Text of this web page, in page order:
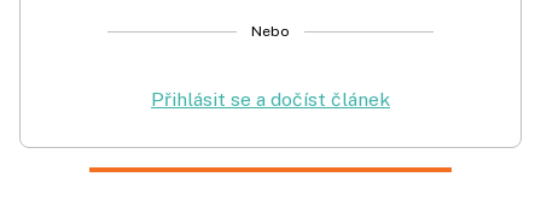
Nebo
Přihlásit se a dočíst článek